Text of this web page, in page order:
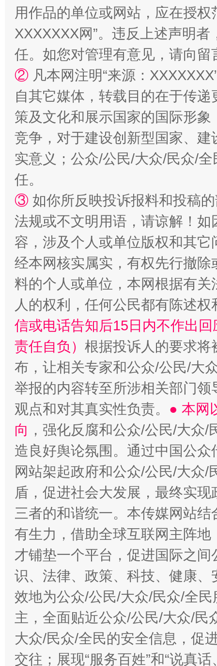
用作品的单位或网站，应在授
XXXXXXX网”。违反上述声明
任。如您对管理有意见，请向
② 凡本网注明“来源：
自其它媒体，转载目的在于传
策及文化和展示国家的国际形
竞争，对于建设创新型国家、
实意义；公众/公民/大众/民众/
任。
③ 如你所反映投诉报料和投稿
法规或不文明用语，请谅解！
容，涉及个人或单位版权和其它
经本网核实属实，有权先行撤
料的个人或单位，本网根据有
人的权利，任何公民都有陈述
信或电话告知后15日内不作出
责任自负） 根据投诉人的要求将
布，让相关专家和公众/公民/大
举报的内容转至所涉相关部门
观点和对其真实性负责。 ● 本网
向 ，强化反腐和公众/公民/大众
造良好舆论氛围。通过中国公
网站架起政府和公众/公民/大众
盾，促进社会大发展，最终实
三者的和谐统一。本传媒网站
有生力，借助全球互联网主阵
才铺垫一个平台，促进国际之
识、法律、政策、科技、健康
效地为公众/公民/大众/民众/全
主，全面贴近公众/公民/大众/民
大众/民众/全民的安全信息，促
交往；展现“服务百姓”和“说真